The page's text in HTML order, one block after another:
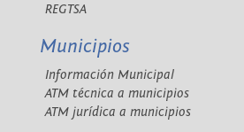
REGTSA
Municipios
Información Municipal
ATM técnica a municipios
ATM jurídica a municipios